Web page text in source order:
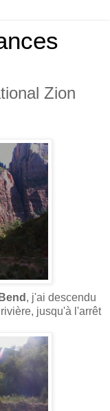
Zion
, j'ai descendu
jusqu'à l'arrêt